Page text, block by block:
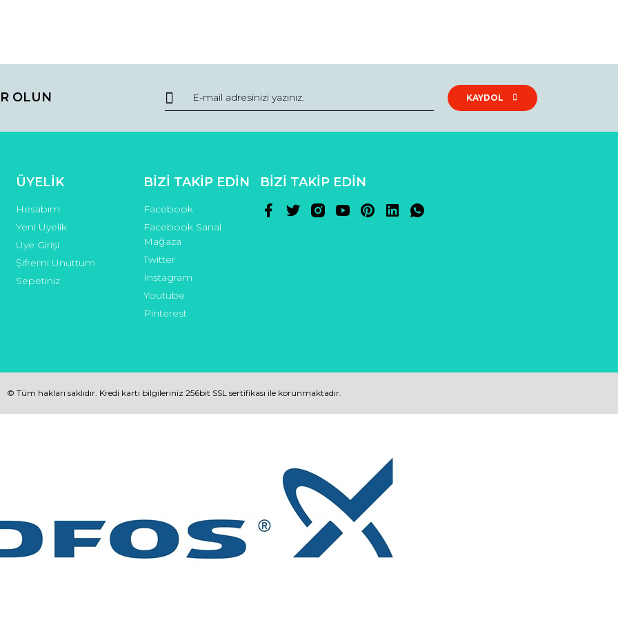
Yorum Yaz
Soru Sor
Gönder
OLUN KAYDOL
ÜYELİK
Hesabım
Yeni Üyelik
Üye Girişi
Şifremi Unuttum
Sepetiniz
BİZİ TAKİP EDİN
Facebook
Facebook Sanal
Mağaza
Twitter
Instagram
Youtube
Pinterest
BİZİ TAKİP EDİN
© Tüm hakları saklıdır. Kredi kartı bilgileriniz 256bit SSL sertifikası ile korunmaktadır.